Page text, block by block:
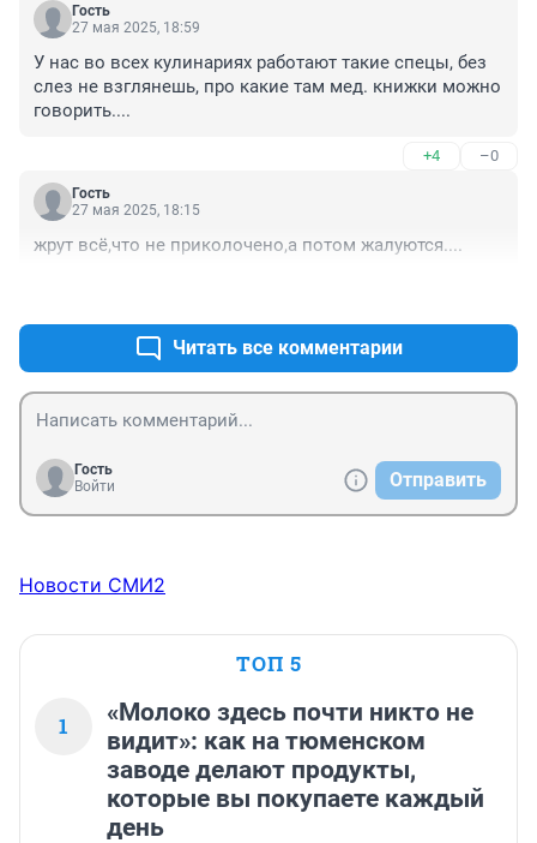
Гость
27 мая 2025, 18:59
У нас во всех кулинариях работают такие спецы, без
слез не взглянешь, про какие там мед. книжки можно
говорить....
+4 –0
Гость
27 мая 2025, 18:15
жрут всё,что не приколочено,а потом жалуются....
Читать все комментарии
Гость
Войти
Отправить
Новости СМИ2
ТОП 5
1
«Молоко здесь почти никто не
видит»: как на тюменском
заводе делают продукты,
которые вы покупаете каждый
день